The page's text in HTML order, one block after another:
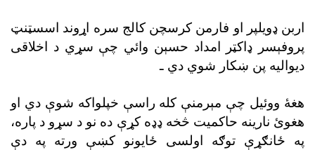
اربن ډويلپر او فارمن کرسچن کالج سره اړوند اسسټنټ
پروفېسر ډاکټر امداد حسېن وائي چې سړي د اخلاقى
ديواليه پن ښکار شوي دي ـ
هغۀ ووئيل چې مېرمنې کله راسې خپلواکه شوې دي او
هغوئ نارينه حاکميت څخه ډډه کړې ده نو د سړو د پاره،
په ځانګړې توګه اولسى ځايونو کښې ورته په دې